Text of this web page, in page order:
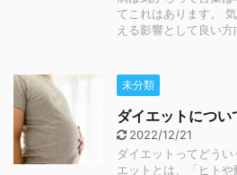
てこれはあります。
える影響として良い
未分類
ダイエットにつ
2022/12/21
ダイエットってどう
エットとは、「ヒト